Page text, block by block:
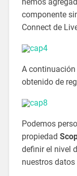
componente
Connect de
A
obtenido de
Podemos
propiedad
definir el nivel
nuestros